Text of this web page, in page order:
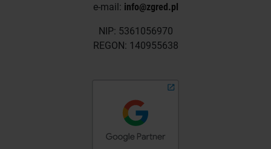
e-mail: info@zgred.pl
NIP: 5361056970
REGON: 140955638